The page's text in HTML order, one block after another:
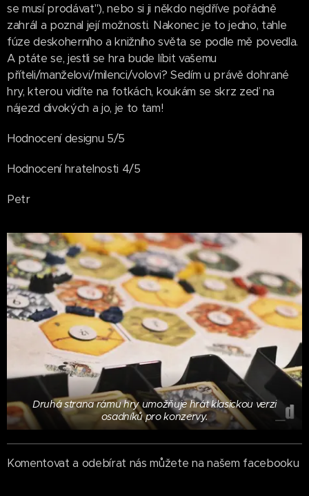
se musí prodávat"), nebo si ji někdo nejdříve pořádně
zahrál a poznal její možnosti. Nakonec je to jedno, tahle
fúze deskoherního a knižního světa se podle mě povedla.
A ptáte se, jestli se hra bude líbit vašemu
příteli/manželovi/milenci/volovi? Sedím u právě dohrané
hry, kterou vidíte na fotkách, koukám se skrz zeď na
nájezd divokých a jo, je to tam!
Hodnocení designu 5/5
Hodnocení hratelnosti 4/5
Petr
Druhá strana rámu hry umožňuje hrát klasickou verzi
osadníků pro konzervy.
Komentovat a odebírat nás můžete na našem facebooku